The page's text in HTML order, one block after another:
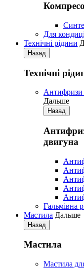
Для
Технічні рідини
Назад
Технічні
Антифризи
Дальше
Назад
двигуна
Гальмівна
Мастила Дальше
Назад
Мастила
Мастила